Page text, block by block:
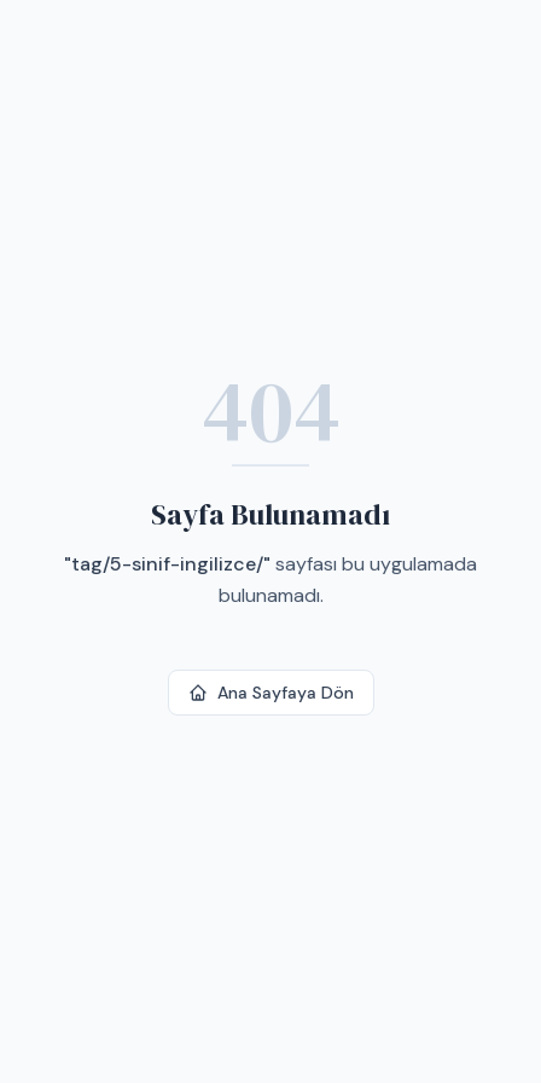
404
Sayfa Bulunamadı
"tag/5-sinif-ingilizce/" sayfası bu uygulamada
bulunamadı.
Ana Sayfaya Dön